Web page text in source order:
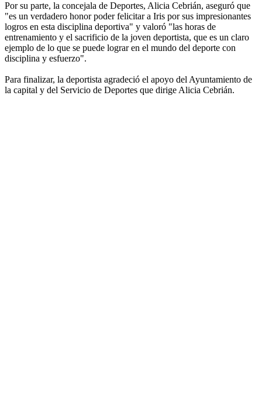
Por su parte, la concejala de Deportes, Alicia Cebrián, aseguró que
"es un verdadero honor poder felicitar a Iris por sus impresionantes
logros en esta disciplina deportiva" y valoró "las horas de
entrenamiento y el sacrificio de la joven deportista, que es un claro
ejemplo de lo que se puede lograr en el mundo del deporte con
disciplina y esfuerzo".
Para finalizar, la deportista agradeció el apoyo del Ayuntamiento de
la capital y del Servicio de Deportes que dirige Alicia Cebrián.